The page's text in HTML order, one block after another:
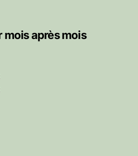
mois après mois